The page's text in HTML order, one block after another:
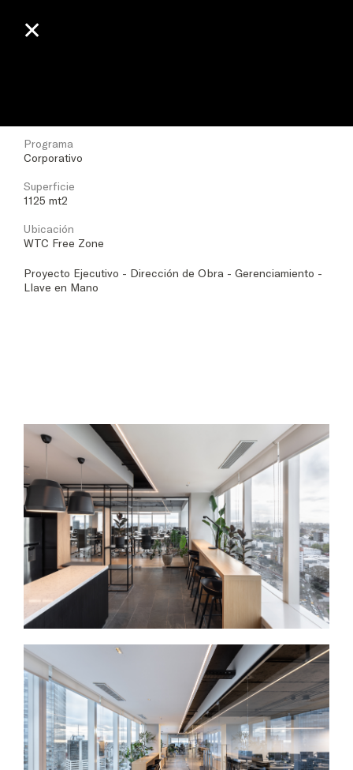
✕
✕
Programa
Corporativo
Superficie
1125 mt2
Ubicación
WTC Free Zone
Proyecto Ejecutivo - Dirección de Obra - Gerenciamiento -
Llave en Mano